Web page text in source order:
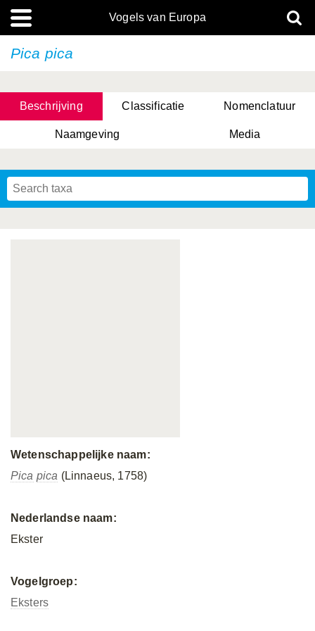
Vogels van Europa
Pica pica
Beschrijving Classificatie Nomenclatuur
Naamgeving Media
Wetenschappelijke naam:
Pica pica (Linnaeus, 1758)
Nederlandse naam:
Ekster
Vogelgroep:
Eksters